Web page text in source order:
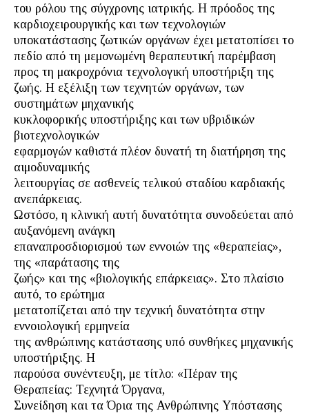
του ρόλου της σύγχρονης ιατρικής. Η πρόοδος της
καρδιοχειρουργικής και των τεχνολογιών
υποκατάστασης ζωτικών οργάνων έχει μετατοπίσει το
πεδίο από τη μεμονωμένη θεραπευτική παρέμβαση
προς τη μακροχρόνια τεχνολογική υποστήριξη της
ζωής. Η εξέλιξη των τεχνητών οργάνων, των
συστημάτων μηχανικής
κυκλοφορικής υποστήριξης και των υβριδικών
βιοτεχνολογικών
εφαρμογών καθιστά πλέον δυνατή τη διατήρηση της
αιμοδυναμικής
λειτουργίας σε ασθενείς τελικού σταδίου καρδιακής
ανεπάρκειας.
Ωστόσο, η κλινική αυτή δυνατότητα συνοδεύεται από
αυξανόμενη ανάγκη
επαναπροσδιορισμού των εννοιών της «θεραπείας»,
της «παράτασης της
ζωής» και της «βιολογικής επάρκειας». Στο πλαίσιο
αυτό, το ερώτημα
μετατοπίζεται από την τεχνική δυνατότητα στην
εννοιολογική ερμηνεία
της ανθρώπινης κατάστασης υπό συνθήκες μηχανικής
υποστήριξης. Η
παρούσα συνέντευξη, με τίτλο: «Πέραν της
Θεραπείας: Τεχνητά Όργανα,
Συνείδηση και τα Όρια της Ανθρώπινης Υπόστασης